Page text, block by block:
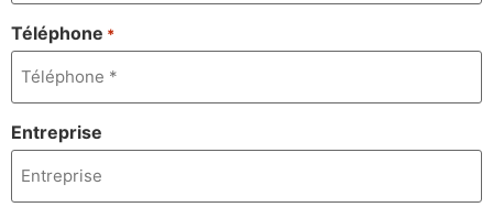
Téléphone *
Entreprise